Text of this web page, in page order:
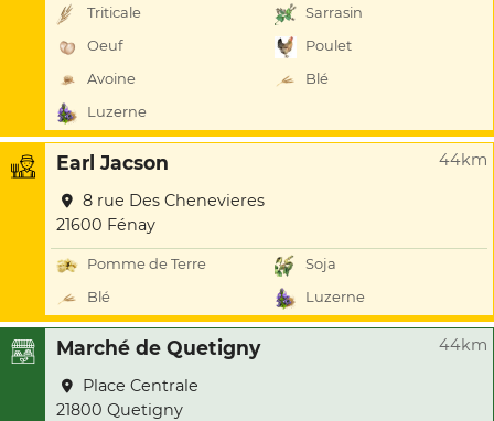
Triticale
Sarrasin
Oeuf
Poulet
Avoine
Blé
Luzerne
Earl Jacson 44km
8 rue Des Chenevieres
21600 Fénay
Pomme de Terre
Soja
Blé
Luzerne
Marché de Quetigny 44km
Place Centrale
21800 Quetigny